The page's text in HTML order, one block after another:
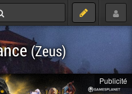
(Zeus)
Publicité